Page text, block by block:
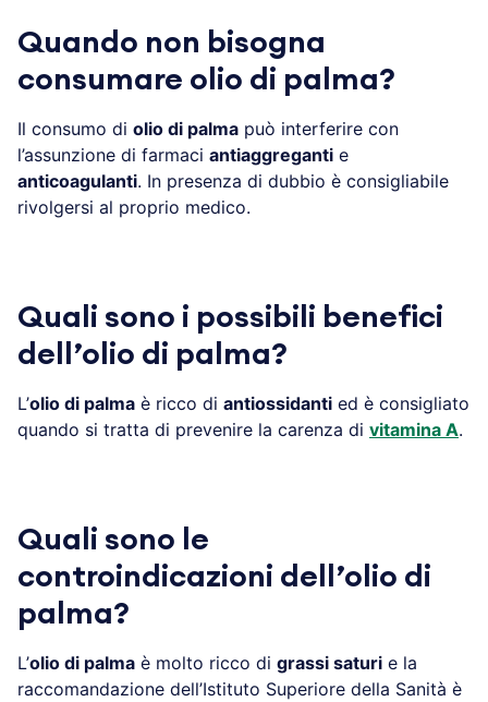
Quando non bisogna
consumare olio di palma?
Il consumo di olio di palma può interferire con
l’assunzione di farmaci antiaggreganti e
anticoagulanti. In presenza di dubbio è consigliabile
rivolgersi al proprio medico.
Quali sono i possibili benefici
dell’olio di palma?
L’olio di palma è ricco di antiossidanti ed è consigliato
quando si tratta di prevenire la carenza di vitamina A.
Quali sono le
controindicazioni dell’olio di
palma?
L’olio di palma è molto ricco di grassi saturi e la
raccomandazione dell’Istituto Superiore della Sanità è